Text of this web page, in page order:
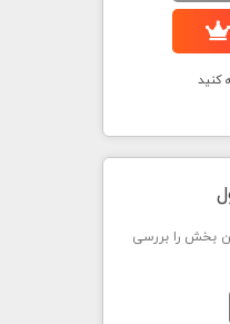
کنید
بخش را بررسی